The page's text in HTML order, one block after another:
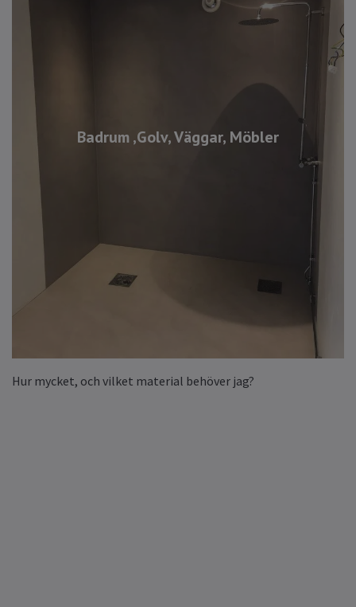
Badrum ,Golv, Väggar, Möbler
Hur mycket, och vilket material behöver jag?